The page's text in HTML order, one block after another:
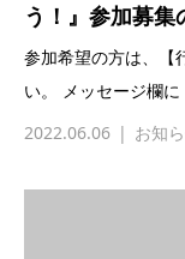
う！』参加募集
参加希望の方は、【
い。 メッセージ欄
2022.06.06
お知